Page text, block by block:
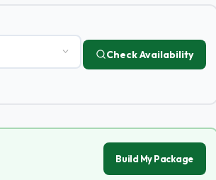
Check Availability
Build My Package